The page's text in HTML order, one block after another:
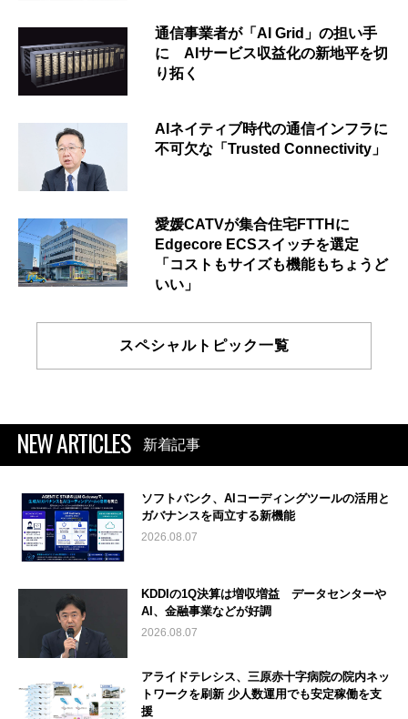
通信事業者が「AI Grid」の担い手
に AIサービス収益化の新地平を切
り拓く
AIネイティブ時代の通信インフラに
不可欠な「Trusted Connectivity」
愛媛CATVが集合住宅FTTHに
Edgecore ECSスイッチを選定
「コストもサイズも機能もちょうど
いい」
スペシャルトピック一覧
NEW ARTICLES 新着記事
ソフトバンク、AIコーディングツールの活用と
ガバナンスを両立する新機能
2026.08.07
KDDIの1Q決算は増収増益 データセンターや
AI、金融事業などが好調
2026.08.07
アライドテレシス、三原赤十字病院の院内ネッ
トワークを刷新 少人数運用でも安定稼働を支
援